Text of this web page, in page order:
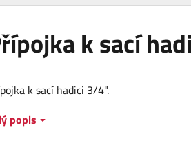
k sací
k sací hadici 3/4".
popis